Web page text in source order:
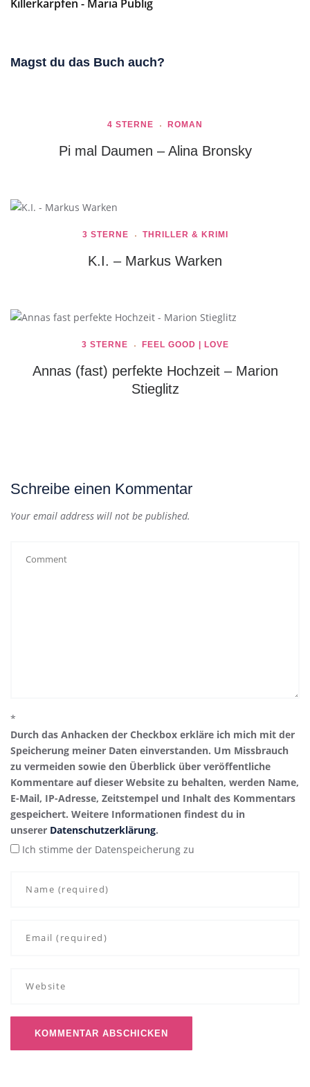
Killerkarpfen - Maria Publig
Magst du das Buch auch?
4 STERNE ROMAN
Pi mal Daumen – Alina Bronsky
3 STERNE THRILLER & KRIMI
K.I. – Markus Warken
3 STERNE FEEL GOOD | LOVE
Annas (fast) perfekte Hochzeit – Marion
Stieglitz
Schreibe einen Kommentar
Your email address will not be published.
*
Durch das Anhacken der Checkbox erkläre ich mich mit der
Speicherung meiner Daten einverstanden. Um Missbrauch
zu vermeiden sowie den Überblick über veröffentliche
Kommentare auf dieser Website zu behalten, werden Name,
E-Mail, IP-Adresse, Zeitstempel und Inhalt des Kommentars
gespeichert. Weitere Informationen findest du in
unserer Datenschutzerklärung.
Ich stimme der Datenspeicherung zu